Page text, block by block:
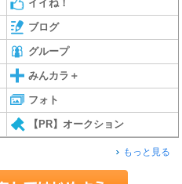
イイね！
ブログ
グループ
みんカラ＋
フォト
【PR】オークション
もっと見る